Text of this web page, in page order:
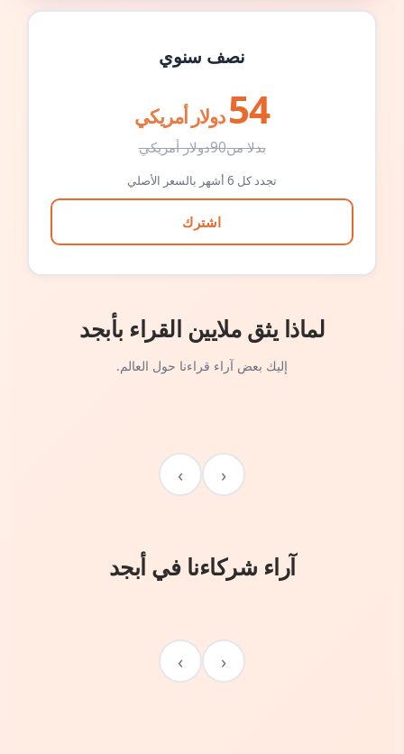
نصف سنوي
54 دولار أمريكي
بدلا من90دولار أمريكي
تجدد كل 6 أشهر بالسعر الأصلي
اشترك
لماذا يثق ملايين القراء بأبجد
إليك بعض آراء قراءنا حول العالم.
‹
›
آراء شركاءنا في أبجد
‹
›